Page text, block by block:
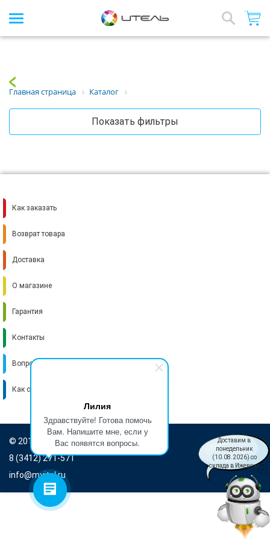
Лилия
Здравствуйте! Готова помочь
Вам. Напишите мне, если у
Вас появятся вопросы.
Доставим в
понедельник
(10.08.2026) со
склада в Ижевске
Array
Главная страница Каталог
Показать фильтры
Как заказать
Возврат товара
Доставка
О магазине
Гарантия
Контакты
Вопрос-ответ
Как стать поставщиком
© 2016-2026 Итель
8 (3412) 271-571
info@myitel.ru